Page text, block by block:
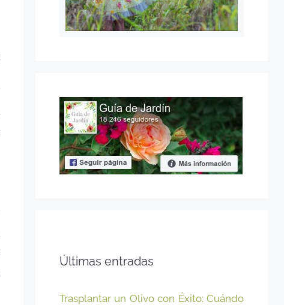
Últimas entradas
Trasplantar un Olivo con Éxito: Cuándo